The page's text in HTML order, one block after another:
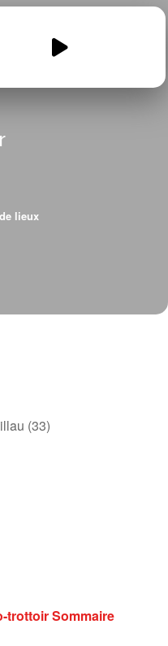
de-Londres-en-une-
lieux
(33)
trottoirSommaire